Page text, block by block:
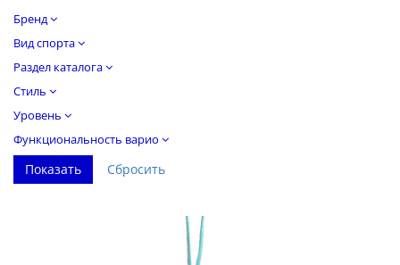
Бренд
Вид спорта
Раздел каталога
Стиль
Уровень
Функциональность варио